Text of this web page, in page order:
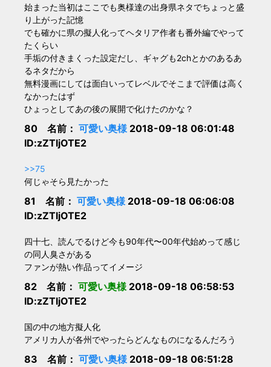
始まった当初はここでも奥様達の出身県ネタでちょっと盛
り上がった記憶
でも確かに県の擬人化ってヘタリア作者も番外編でやって
たくらい
手垢の付きまくった設定だし、ギャグも2chとかのあるあ
るネタだから
無料漫画にしては面白いってレベルでそこまで評価は高く
なかったはず
ひょっとしてあの後の展開で化けたのかな？
80 名前： 可愛い奥様2018-09-18 06:01:48
ID:zZTljOTE2
>>75
何じゃそら見たかった
81 名前： 可愛い奥様2018-09-18 06:06:08
ID:zZTljOTE2
四十七、読んでるけど今も90年代〜00年代始めって感じ
の同人臭さがある
ファンが熱い作品ってイメージ
82 名前： 可愛い奥様2018-09-18 06:58:53
ID:zZTljOTE2
国の中の地方擬人化
アメリカ人が各州でやったらどんなものになるんだろう
83 名前： 可愛い奥様2018-09-18 06:51:28